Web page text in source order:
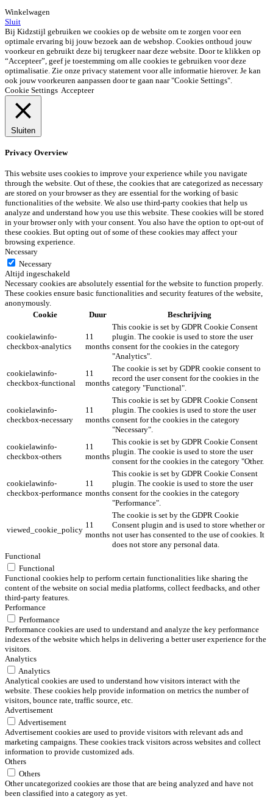
Winkelwagen
Sluit
Bij Kidzstijl gebruiken we cookies op de website om te zorgen voor een
optimale ervaring bij jouw bezoek aan de webshop. Cookies onthoud jouw
voorkeur en gebruikt deze bij terugkeer naar deze website. Door te klikken op
“Accepteer”, geef je toestemming om alle cookies te gebruiken voor deze
optimalisatie. Zie onze privacy statement voor alle informatie hierover. Je kan
ook jouw voorkeuren aanpassen door te gaan naar "Cookie Settings".
Cookie Settings Accepteer
Sluiten
Privacy Overview
This website uses cookies to improve your experience while you navigate
through the website. Out of these, the cookies that are categorized as necessary
are stored on your browser as they are essential for the working of basic
functionalities of the website. We also use third-party cookies that help us
analyze and understand how you use this website. These cookies will be stored
in your browser only with your consent. You also have the option to opt-out of
these cookies. But opting out of some of these cookies may affect your
browsing experience.
Necessary
Necessary
Altijd ingeschakeld
Necessary cookies are absolutely essential for the website to function properly.
These cookies ensure basic functionalities and security features of the website,
anonymously.
Cookie
Duur Beschrijving
cookielawinfo-
checkbox-analytics
11
months
This cookie is set by GDPR Cookie Consent
plugin. The cookie is used to store the user
consent for the cookies in the category
"Analytics".
cookielawinfo-
checkbox-functional
11
months
The cookie is set by GDPR cookie consent to
record the user consent for the cookies in the
category "Functional".
cookielawinfo-
checkbox-necessary
11
months
This cookie is set by GDPR Cookie Consent
plugin. The cookies is used to store the user
consent for the cookies in the category
"Necessary".
cookielawinfo-
checkbox-others
11
months
This cookie is set by GDPR Cookie Consent
plugin. The cookie is used to store the user
consent for the cookies in the category "Other.
cookielawinfo-
checkbox-performance
11
months
This cookie is set by GDPR Cookie Consent
plugin. The cookie is used to store the user
consent for the cookies in the category
"Performance".
viewed_cookie_policy
11
months
The cookie is set by the GDPR Cookie
Consent plugin and is used to store whether or
not user has consented to the use of cookies. It
does not store any personal data.
Functional
Functional
Functional cookies help to perform certain functionalities like sharing the
content of the website on social media platforms, collect feedbacks, and other
third-party features.
Performance
Performance
Performance cookies are used to understand and analyze the key performance
indexes of the website which helps in delivering a better user experience for the
visitors.
Analytics
Analytics
Analytical cookies are used to understand how visitors interact with the
website. These cookies help provide information on metrics the number of
visitors, bounce rate, traffic source, etc.
Advertisement
Advertisement
Advertisement cookies are used to provide visitors with relevant ads and
marketing campaigns. These cookies track visitors across websites and collect
information to provide customized ads.
Others
Others
Other uncategorized cookies are those that are being analyzed and have not
been classified into a category as yet.